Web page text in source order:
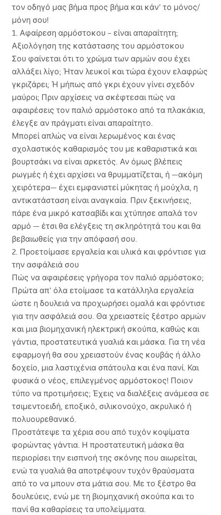
τον οδηγό μας βήμα προς βήμα και κάν’ το μόνος/
μόνη σου!
1. Αφαίρεση αρμόστοκου – είναι απαραίτητη;
Αξιολόγηση της κατάστασης του αρμόστοκου
Σου φαίνεται ότι το χρώμα των αρμών σου έχει
αλλάξει λίγο; Ήταν λευκοί και τώρα έχουν ελαφρώς
γκριζάρει; Ή μήπως από γκρι έχουν γίνει σχεδόν
μαύροι; Πριν αρχίσεις να σκέφτεσαι πώς να
αφαιρέσεις τον παλιό αρμόστοκο από τα πλακάκια,
έλεγξε αν πράγματι είναι απαραίτητο.
Μπορεί απλώς να είναι λερωμένος και ένας
σχολαστικός καθαρισμός του με καθαριστικά και
βουρτσάκι να είναι αρκετός. Αν όμως βλέπεις
ρωγμές ή έχει αρχίσει να θρυμματίζεται, ή —ακόμη
χειρότερα— έχει εμφανιστεί μύκητας ή μούχλα, η
αντικατάσταση είναι αναγκαία. Πριν ξεκινήσεις,
πάρε ένα μικρό κατσαβίδι και χτύπησε απαλά τον
αρμό — έτσι θα ελέγξεις τη σκληρότητά του και θα
βεβαιωθείς για την απόφασή σου.
2. Προετοίμασε εργαλεία και υλικά και φρόντισε για
την ασφάλειά σου
Πώς να αφαιρέσεις γρήγορα τον παλιό αρμόστοκο;
Πρώτα απ’ όλα ετοίμασε τα κατάλληλα εργαλεία
ώστε η δουλειά να προχωρήσει ομαλά και φρόντισε
για την ασφάλειά σου. Θα χρειαστείς ξέστρο αρμών
και μια βιομηχανική ηλεκτρική σκούπα, καθώς και
γάντια, προστατευτικά γυαλιά και μάσκα. Για τη νέα
εφαρμογή θα σου χρειαστούν ένας κουβάς ή άλλο
δοχείο, μια λαστιχένια σπάτουλα και ένα πανί. Και
φυσικά ο νέος, επιλεγμένος αρμόστοκος! Ποιον
τύπο να προτιμήσεις; Έχεις να διαλέξεις ανάμεσα σε
τσιμεντοειδή, εποξικό, σιλικονούχο, ακρυλικό ή
πολυουρεθανικό.
Προστάτεψε τα χέρια σου από τυχόν κοψίματα
φορώντας γάντια. Η προστατευτική μάσκα θα
περιορίσει την εισπνοή της σκόνης που αιωρείται,
ενώ τα γυαλιά θα αποτρέψουν τυχόν θραύσματα
από το να μπουν στα μάτια σου. Με το ξέστρο θα
δουλεύεις, ενώ με τη βιομηχανική σκούπα και το
πανί θα καθαρίσεις τα υπολείμματα.